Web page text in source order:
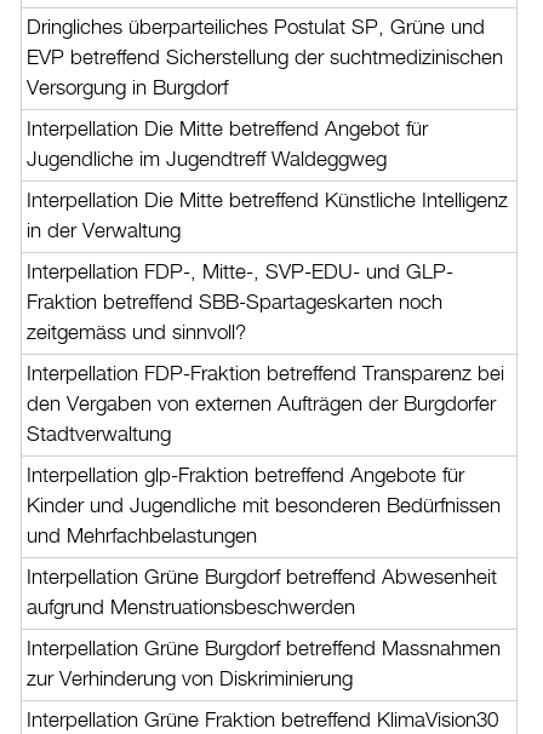
Dringliches überparteiliches Postulat SP, Grüne und
EVP betreffend Sicherstellung der suchtmedizinischen
Versorgung in Burgdorf
Interpellation Die Mitte betreffend Angebot für
Jugendliche im Jugendtreff Waldeggweg
Interpellation Die Mitte betreffend Künstliche Intelligenz
in der Verwaltung
Interpellation FDP-, Mitte-, SVP-EDU- und GLP-
Fraktion betreffend SBB-Spartageskarten noch
zeitgemäss und sinnvoll?
Interpellation FDP-Fraktion betreffend Transparenz bei
den Vergaben von externen Aufträgen der Burgdorfer
Stadtverwaltung
Interpellation glp-Fraktion betreffend Angebote für
Kinder und Jugendliche mit besonderen Bedürfnissen
und Mehrfachbelastungen
Interpellation Grüne Burgdorf betreffend Abwesenheit
aufgrund Menstruationsbeschwerden
Interpellation Grüne Burgdorf betreffend Massnahmen
zur Verhinderung von Diskriminierung
Interpellation Grüne Fraktion betreffend KlimaVision30